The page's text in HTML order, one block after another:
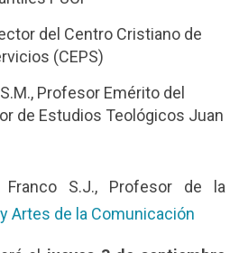
del Centro Cristiano de
(CEPS)
Profesor Emérito del
de Estudios Teológicos Juan
Franco S.J., Profesor de la
Artes de la Comunicación